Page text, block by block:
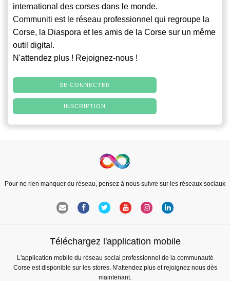
international des corses dans le monde.
Communiti est le réseau professionnel qui regroupe la
Corse, la Diaspora et les amis de la Corse sur un même
outil digital.
N'attendez plus ! Rejoignez-nous !
SE CONNECTER
INSCRIPTION
Pour ne rien manquer du réseau, pensez à nous suivre sur les réseaux sociaux
Téléchargez l'application mobile
L'application mobile du réseau social professionnel de la communauté
Corse est disponible sur les stores. N'attendez plus et rejoignez nous dès
maintenant.